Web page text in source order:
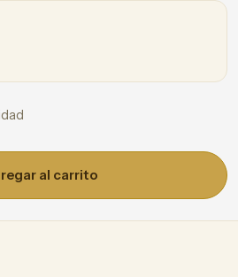
al carrito